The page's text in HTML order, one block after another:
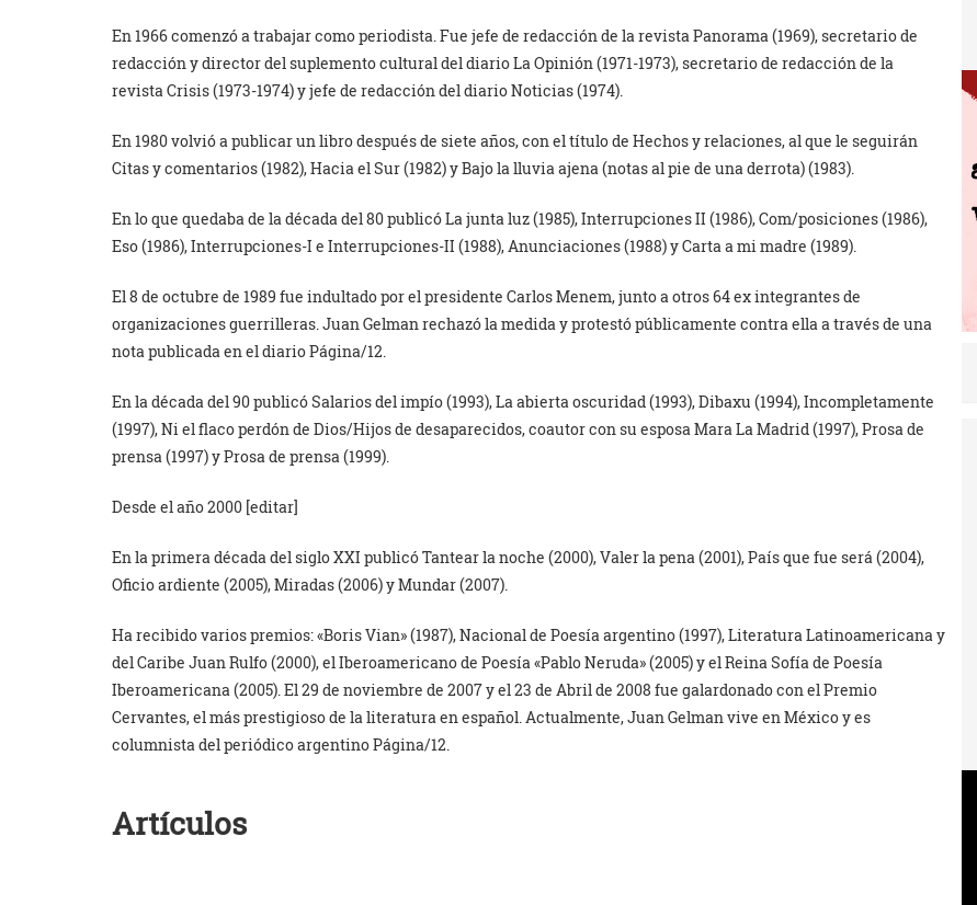
En 1966 comenzó a trabajar como periodista. Fue jefe de redacción de la revista Panorama (1969), secretario de
redacción y director del suplemento cultural del diario La Opinión (1971-1973), secretario de redacción de la
revista Crisis (1973-1974) y jefe de redacción del diario Noticias (1974).
En 1980 volvió a publicar un libro después de siete años, con el título de Hechos y relaciones, al que le seguirán
Citas y comentarios (1982), Hacia el Sur (1982) y Bajo la lluvia ajena (notas al pie de una derrota) (1983).
En lo que quedaba de la década del 80 publicó La junta luz (1985), Interrupciones II (1986), Com/posiciones (1986),
Eso (1986), Interrupciones-I e Interrupciones-II (1988), Anunciaciones (1988) y Carta a mi madre (1989).
El 8 de octubre de 1989 fue indultado por el presidente Carlos Menem, junto a otros 64 ex integrantes de
organizaciones guerrilleras. Juan Gelman rechazó la medida y protestó públicamente contra ella a través de una
nota publicada en el diario Página/12.
En la década del 90 publicó Salarios del impío (1993), La abierta oscuridad (1993), Dibaxu (1994), Incompletamente
(1997), Ni el flaco perdón de Dios/Hijos de desaparecidos, coautor con su esposa Mara La Madrid (1997), Prosa de
prensa (1997) y Prosa de prensa (1999).
Desde el año 2000 [editar]
En la primera década del siglo XXI publicó Tantear la noche (2000), Valer la pena (2001), País que fue será (2004),
Oficio ardiente (2005), Miradas (2006) y Mundar (2007).
Ha recibido varios premios: «Boris Vian» (1987), Nacional de Poesía argentino (1997), Literatura Latinoamericana y
del Caribe Juan Rulfo (2000), el Iberoamericano de Poesía «Pablo Neruda» (2005) y el Reina Sofía de Poesía
Iberoamericana (2005). El 29 de noviembre de 2007 y el 23 de Abril de 2008 fue galardonado con el Premio
Cervantes, el más prestigioso de la literatura en español. Actualmente, Juan Gelman vive en México y es
columnista del periódico argentino Página/12.
Artículos